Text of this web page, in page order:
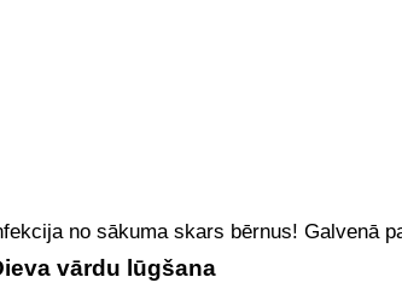
no sākuma skars bērnus! Galvenā
vārdu lūgšana